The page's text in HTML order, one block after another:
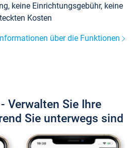
keine Einrichtungsgebühr, keine
Kosten
über die Funktionen
Verwalten Sie Ihre
Sie unterwegs sind